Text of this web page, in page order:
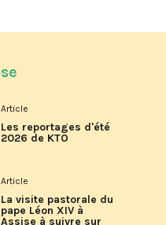
Article
Les reportages d'été
2026 de KTO
Article
La visite pastorale du
pape Léon XIV à
Assise à suivre sur